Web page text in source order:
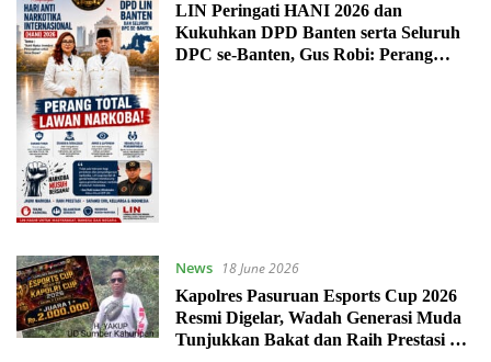
LIN Peringati HANI 2026 dan
Kukuhkan DPD Banten serta Seluruh
DPC se-Banten, Gus Robi: Perang
News
18 June 2026
Kapolres Pasuruan Esports Cup 2026
Resmi Digelar, Wadah Generasi Muda
Tunjukkan Bakat dan Raih Prestasi di